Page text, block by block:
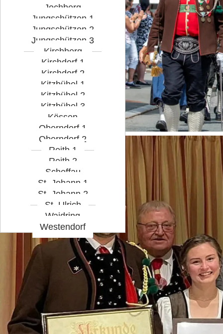
Jochberg
Jungschützen 1
Jungschützen 2
Jungschützen 3
Kirchberg
Kirchdorf 1
Kirchdorf 2
Kitzbühel 1
Kitzbühel 2
Kitzbühel 3
Kössen
Oberndorf 1
Oberndorf 2
Reith 1
Reith 2
Scheffau
St. Johann 1
St. Johann 2
St. Ulrich
Waidring
Westendorf